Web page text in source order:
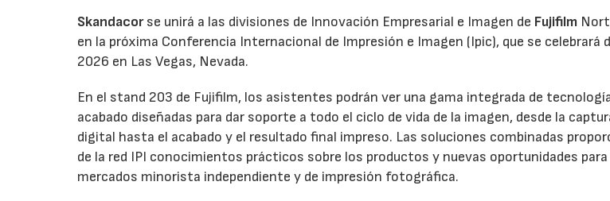
Skandacorse unirá a las divisiones de Innovación Empresarial e Imagen de Fujifilm
en la próxima Conferencia Internacional de Impresión e Imagen (Ipic), que se celebrará
2026 en Las Vegas, Nevada.
En el stand 203 de Fujifilm, los asistentes podrán ver una gama integrada de
acabado diseñadas para dar soporte a todo el ciclo de vida de la imagen, desde la
digital hasta el acabado y el resultado final impreso. Las soluciones combinadas
de la red IPI conocimientos prácticos sobre los productos y nuevas oportunidades
mercados minorista independiente y de impresión fotográfica.